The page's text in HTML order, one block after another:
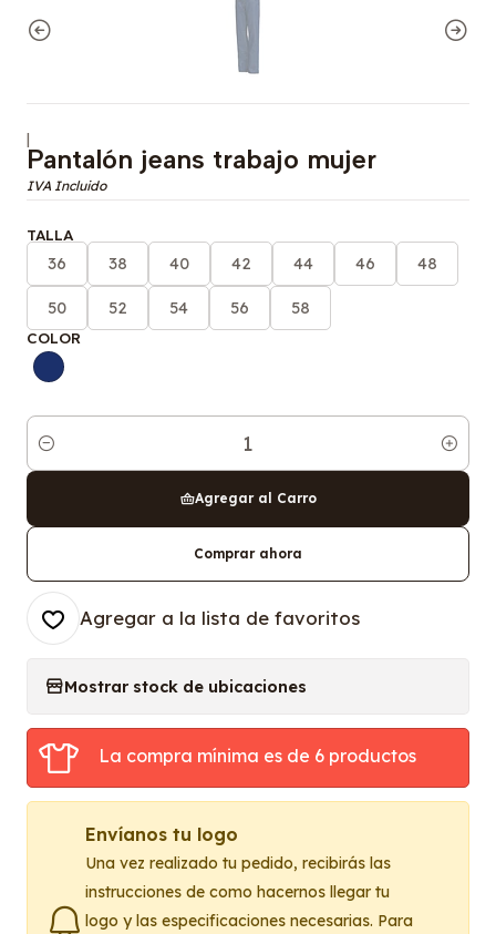
|
Pantalón jeans trabajo mujer
TALLA
36 38 40 42 44 46 48
50 52 54 56 58
COLOR
Cantidad
Agregar al Carro
Comprar ahora
Agregar a la lista de favoritos
Mostrar stock de ubicaciones
La compra mínima es de 6 productos
Envíanos tu logo
Una vez realizado tu pedido, recibirás las
instrucciones de como hacernos llegar tu
logo y las especificaciones necesarias. Para